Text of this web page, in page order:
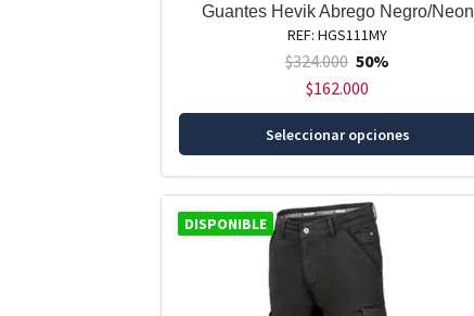
Guantes Hevik Abrego Negro/Neon
REF: HGS111MY
$324.000 50%
$162.000
Seleccionar opciones
DISPONIBLE